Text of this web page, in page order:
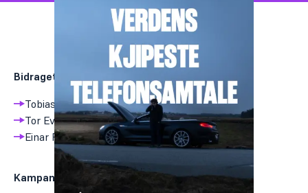
Bidraget er laget av:
Tobias Klepp
Tor Even Nygård
Einar Riska
Kampanjen består av: